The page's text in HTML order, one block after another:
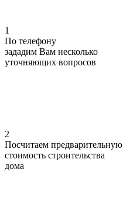
1
По телефону
зададим Вам несколько
уточняющих вопросов
2
Посчитаем предварительную
стоимость строительства
дома